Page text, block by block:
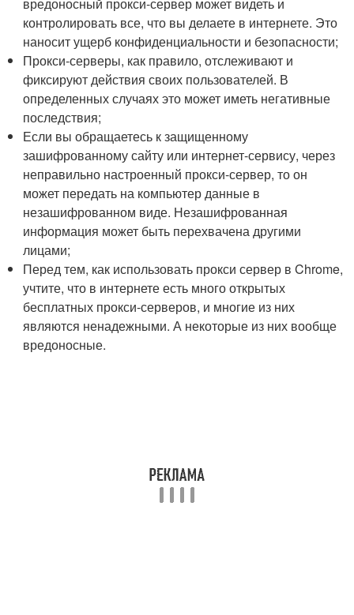
контролировать все, что вы делаете в интернете. Это
наносит ущерб конфиденциальности и безопасности;
Прокси-серверы, как правило, отслеживают и
фиксируют действия своих пользователей. В
определенных случаях это может иметь негативные
последствия;
Если вы обращаетесь к защищенному
зашифрованному сайту или интернет-сервису, через
неправильно настроенный прокси-сервер, то он
может передать на компьютер данные в
незашифрованном виде. Незашифрованная
информация может быть перехвачена другими
лицами;
Перед тем, как использовать прокси сервер в Chrome,
учтите, что в интернете есть много открытых
бесплатных прокси-серверов, и многие из них
являются ненадежными. А некоторые из них вообще
вредоносные.